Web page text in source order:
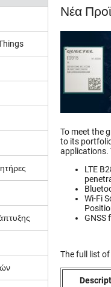
Νέα
To meet the
to its
applications.
LTE
Wi-Fi
GNSS
The full list